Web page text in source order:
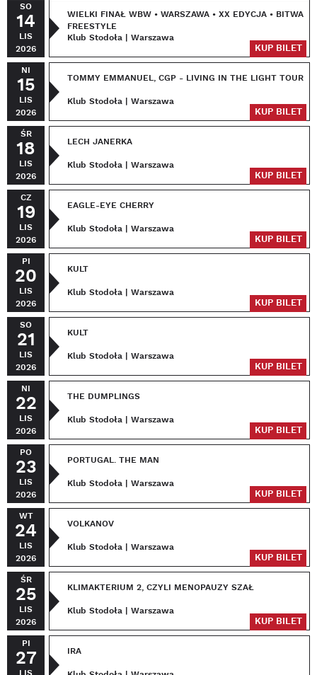
SO
14
LIS
2026
WIELKI FINAŁ WBW • WARSZAWA • XX EDYCJA • BITWA
FREESTYLE
Klub Stodoła | Warszawa
KUP BILET
NI
15
LIS
2026
TOMMY EMMANUEL, CGP - LIVING IN THE LIGHT TOUR
Klub Stodoła | Warszawa
KUP BILET
ŚR
18
LIS
2026
LECH JANERKA
Klub Stodoła | Warszawa
KUP BILET
CZ
19
LIS
2026
EAGLE-EYE CHERRY
Klub Stodoła | Warszawa
KUP BILET
PI
20
LIS
2026
KULT
Klub Stodoła | Warszawa
KUP BILET
SO
21
LIS
2026
KULT
Klub Stodoła | Warszawa
KUP BILET
NI
22
LIS
2026
THE DUMPLINGS
Klub Stodoła | Warszawa
KUP BILET
PO
23
LIS
2026
PORTUGAL. THE MAN
Klub Stodoła | Warszawa
KUP BILET
WT
24
LIS
2026
VOLKANOV
Klub Stodoła | Warszawa
KUP BILET
ŚR
25
LIS
2026
KLIMAKTERIUM 2, CZYLI MENOPAUZY SZAŁ
Klub Stodoła | Warszawa
KUP BILET
PI
27
LIS
IRA